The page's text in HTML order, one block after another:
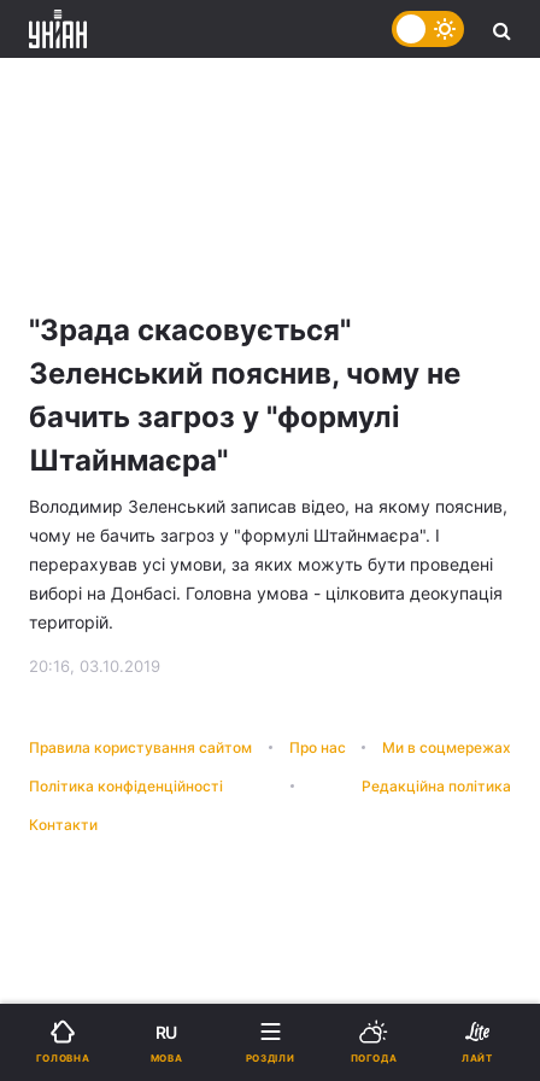
"Зрада скасовується"
Зеленський пояснив, чому не
бачить загроз у "формулі
Штайнмаєра"
Володимир Зеленський записав відео, на якому пояснив,
чому не бачить загроз у "формулі Штайнмаєра". І
перерахував усі умови, за яких можуть бути проведені
виборі на Донбасі. Головна умова - цілковита деокупація
територій.
20:16, 03.10.2019
Правила користування сайтом Про нас Ми в соцмережах
Політика конфіденційності Редакційна політика
Контакти
ГОЛОВНА
RU
МОВА РОЗДІЛИ ПОГОДА ЛАЙТ